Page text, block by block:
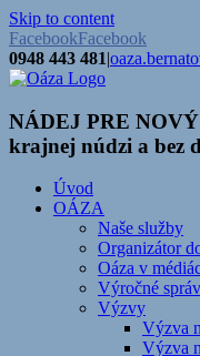
Skip to content
FacebookFacebook
0948 443 481|
NÁDEJ PRE
krajnej núdzi a bez
Úvod
OÁZA
Naše služby
Organizátor
Oáza v
Výročné
Výzvy
Výzva
Výzva